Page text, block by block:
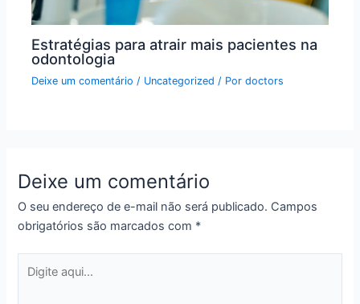
Estratégias para atrair mais pacientes na
odontologia
Deixe um comentário / Uncategorized / Pordoctors
Deixe um comentário
O seu endereço de e-mail não será publicado. Campos
obrigatórios são marcados com *
aqui...